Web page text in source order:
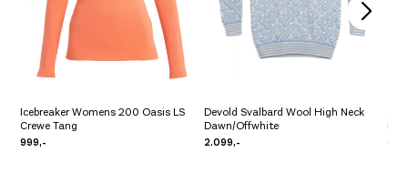
Icebreaker Womens 200 Oasis LS
Crewe Tang
999,-
Devold Svalbard Wool High Neck
Dawn/Offwhite
2.099,-